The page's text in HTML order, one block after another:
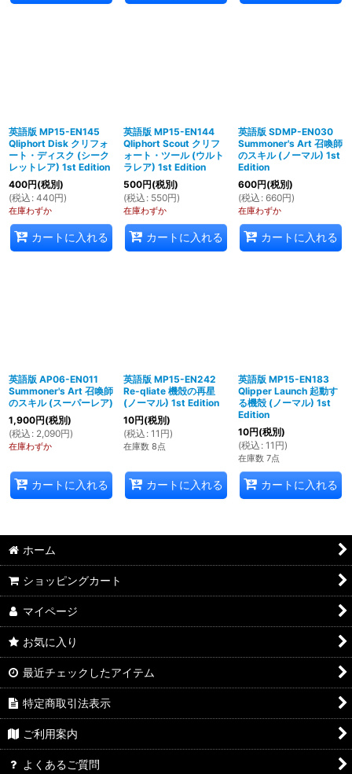
英語版 MP15-EN145
Qliphort Disk クリフォ
ート・ディスク (シーク
レットレア) 1st Edition
400円(税別)
(税込 : 440円)
在庫わずか
カートに入れる
英語版 MP15-EN144
Qliphort Scout クリフ
ォート・ツール (ウルト
ラレア) 1st Edition
500円(税別)
(税込 : 550円)
在庫わずか
カートに入れる
英語版 SDMP-EN030
Summoner's Art 召喚師
のスキル (ノーマル) 1st
Edition
600円(税別)
(税込 : 660円)
在庫わずか
カートに入れる
英語版 AP06-EN011
Summoner's Art 召喚師
のスキル (スーパーレア)
1,900円(税別)
(税込 : 2,090円)
在庫わずか
カートに入れる
英語版 MP15-EN242
Re-qliate 機殻の再星
(ノーマル) 1st Edition
10円(税別)
(税込 : 11 円)
在庫数 8点
カートに入れる
英語版 MP15-EN183
Qlipper Launch 起動す
る機殻 (ノーマル) 1st
Edition
10円(税別)
(税込 : 11 円)
在庫数 7点
カートに入れる
ホーム
ショッピングカート
マイページ
お気に入り
最近チェックしたアイテム
特定商取引法表示
ご利用案内
よくあるご質問